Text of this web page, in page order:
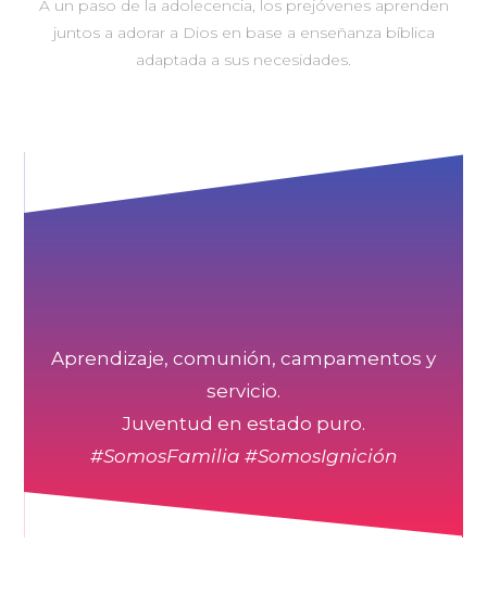
A un paso de la adolecencia, los prejóvenes aprenden
juntos a adorar a Dios en base a enseñanza bíblica
adaptada a sus necesidades.
Aprendizaje, comunión, campamentos y
servicio.
Juventud en estado puro.
#SomosFamilia #SomosIgnición